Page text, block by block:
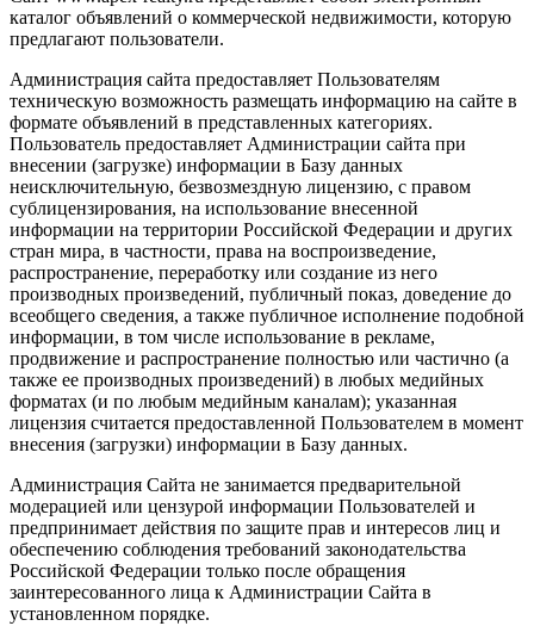
каталог объявлений о коммерческой недвижимости, которую
предлагают пользователи.
Администрация сайта предоставляет Пользователям
техническую возможность размещать информацию на сайте в
формате объявлений в представленных категориях.
Пользователь предоставляет Администрации сайта при
внесении (загрузке) информации в Базу данных
неисключительную, безвозмездную лицензию, с правом
сублицензирования, на использование внесенной
информации на территории Российской Федерации и других
стран мира, в частности, права на воспроизведение,
распространение, переработку или создание из него
производных произведений, публичный показ, доведение до
всеобщего сведения, а также публичное исполнение подобной
информации, в том числе использование в рекламе,
продвижение и распространение полностью или частично (а
также ее производных произведений) в любых медийных
форматах (и по любым медийным каналам); указанная
лицензия считается предоставленной Пользователем в момент
внесения (загрузки) информации в Базу данных.
Администрация Сайта не занимается предварительной
модерацией или цензурой информации Пользователей и
предпринимает действия по защите прав и интересов лиц и
обеспечению соблюдения требований законодательства
Российской Федерации только после обращения
заинтересованного лица к Администрации Сайта в
установленном порядке.